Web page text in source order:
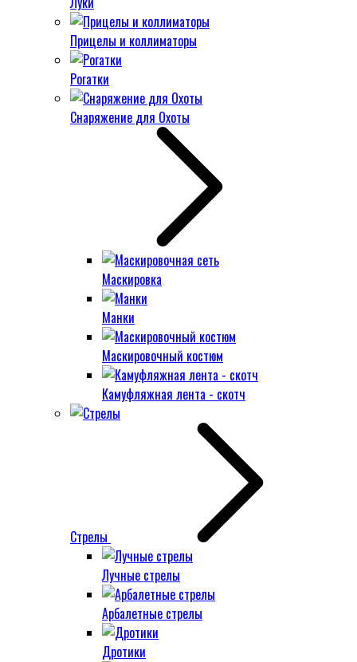
Прицелы и коллиматоры
Рогатки
Снаряжение для Охоты
Маскировка
Манки
Маскировочный костюм
Камуфляжная лента - скотч
Стрелы
Лучные стрелы
Арбалетные стрелы
Дротики